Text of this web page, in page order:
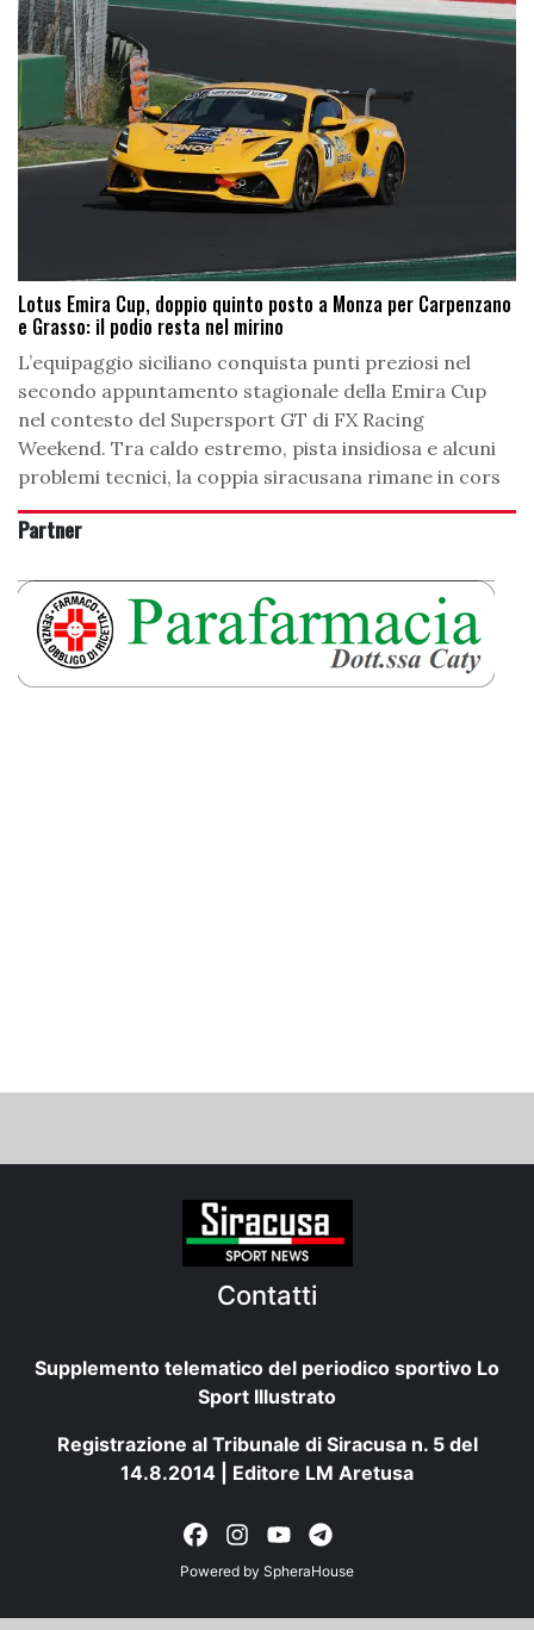
Lotus Emira Cup, doppio quinto posto a Monza per Carpenzano
e Grasso: il podio resta nel mirino
L’equipaggio siciliano conquista punti preziosi nel
secondo appuntamento stagionale della Emira Cup
nel contesto del Supersport GT di FX Racing
Weekend. Tra caldo estremo, pista insidiosa e alcuni
problemi tecnici, la coppia siracusana rimane in cors
Partner
Contatti
Supplemento telematico del periodico sportivo Lo
Sport Illustrato
Registrazione al Tribunale di Siracusa n. 5 del
14.8.2014 | Editore LM Aretusa
Powered by SpheraHouse